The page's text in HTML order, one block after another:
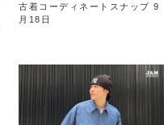
古着コーディネートスナップ 9
月18日